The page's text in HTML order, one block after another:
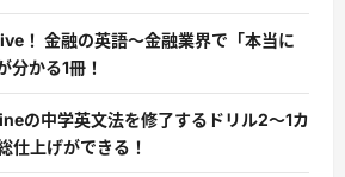
！ 金融の英語〜金融業界で「本当に
分かる1冊！
の中学英文法を修了するドリル2〜1カ
仕上げができる！